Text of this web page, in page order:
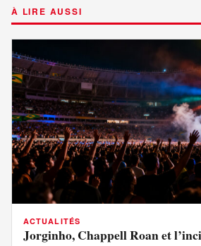
À LIRE AUSSI
ACTUALITÉS
Jorginho, Chappell Roan et